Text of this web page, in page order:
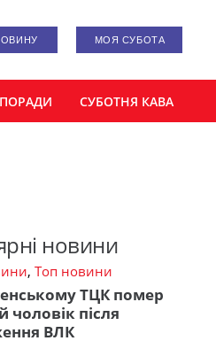
МОЯ СУБОТА
ПОРАДИ СУБОТНЯ КАВА
новини
, Топ новини
ТЦК помер
чоловік після
ВЛК